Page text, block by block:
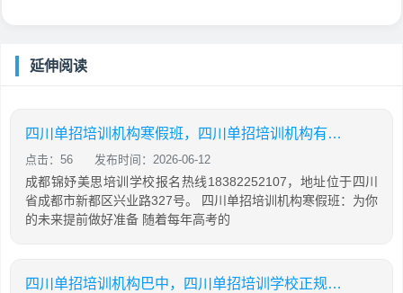
延伸阅读
四川单招培训机构寒假班，四川单招培训机构有哪些
点击：56 发布时间：2026-06-12
成都锦妤美思培训学校报名热线18382252107，地址位于四川
省成都市新都区兴业路327号。 四川单招培训机构寒假班：为你
的未来提前做好准备 随着每年高考的
四川单招培训机构巴中，四川单招培训学校正规学校